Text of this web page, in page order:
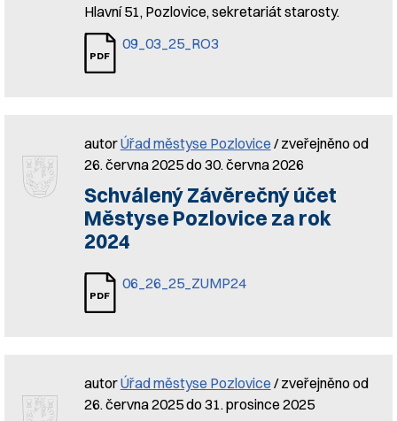
Hlavní 51, Pozlovice, sekretariát starosty.
09_03_25_RO3
autorÚřad městyse Pozlovice / zveřejněno od
26. června 2025 do 30. června 2026
Schválený Závěrečný účet
Městyse Pozlovice za rok
2024
06_26_25_ZUMP24
autorÚřad městyse Pozlovice / zveřejněno od
26. června 2025 do 31. prosince 2025